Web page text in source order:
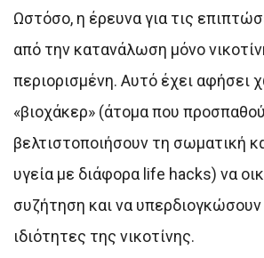
Ωστόσο, η έρευνα για τις
από την κατανάλωση μόνο
περιορισμένη. Αυτό έχει αφήσει
«βιοχάκερ» (άτομα που
βελτιστοποιήσουν τη σωματική
υγεία με διάφορα life hacks) να
συζήτηση και να υπερδιογκώσουν
ιδιότητες της νικοτίνης.